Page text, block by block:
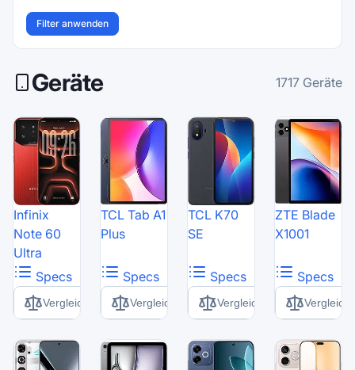
Filter anwenden
Geräte 1717 Geräte
Infinix
Note 60
Ultra
Specs
Vergleich
TCL Tab A1
Plus
Specs
Vergleich
TCL K70
SE
Specs
Vergleich
ZTE Blade
X1001
Specs
Vergleich